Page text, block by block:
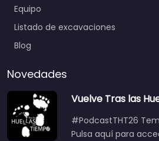
Equipo
Listado de excavaciones
Blog
Novedades
Vuelve Tras las
#PodcastTHT26
Pulsa aquí para